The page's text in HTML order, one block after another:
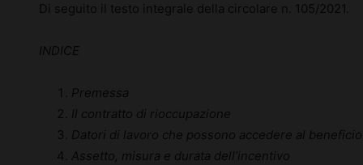
Di seguito il testo integrale della circolare n. 105/2021.
INDICE
Premessa
Il contratto di rioccupazione
Datori di lavoro che possono accedere al beneficio
Assetto, misura e durata dell’incentivo